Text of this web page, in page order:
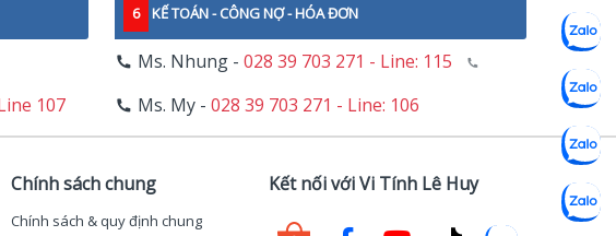
107
6 KẾ TOÁN - CÔNG NỢ - HÓA ĐƠN
Ms. Nhung - 028 39 703 271 - Line: 115
Ms. My - 028 39 703 271 - Line: 106
Chính sách chung
Chính sách & quy định chung
Kết nối với Vi Tính Lê Huy